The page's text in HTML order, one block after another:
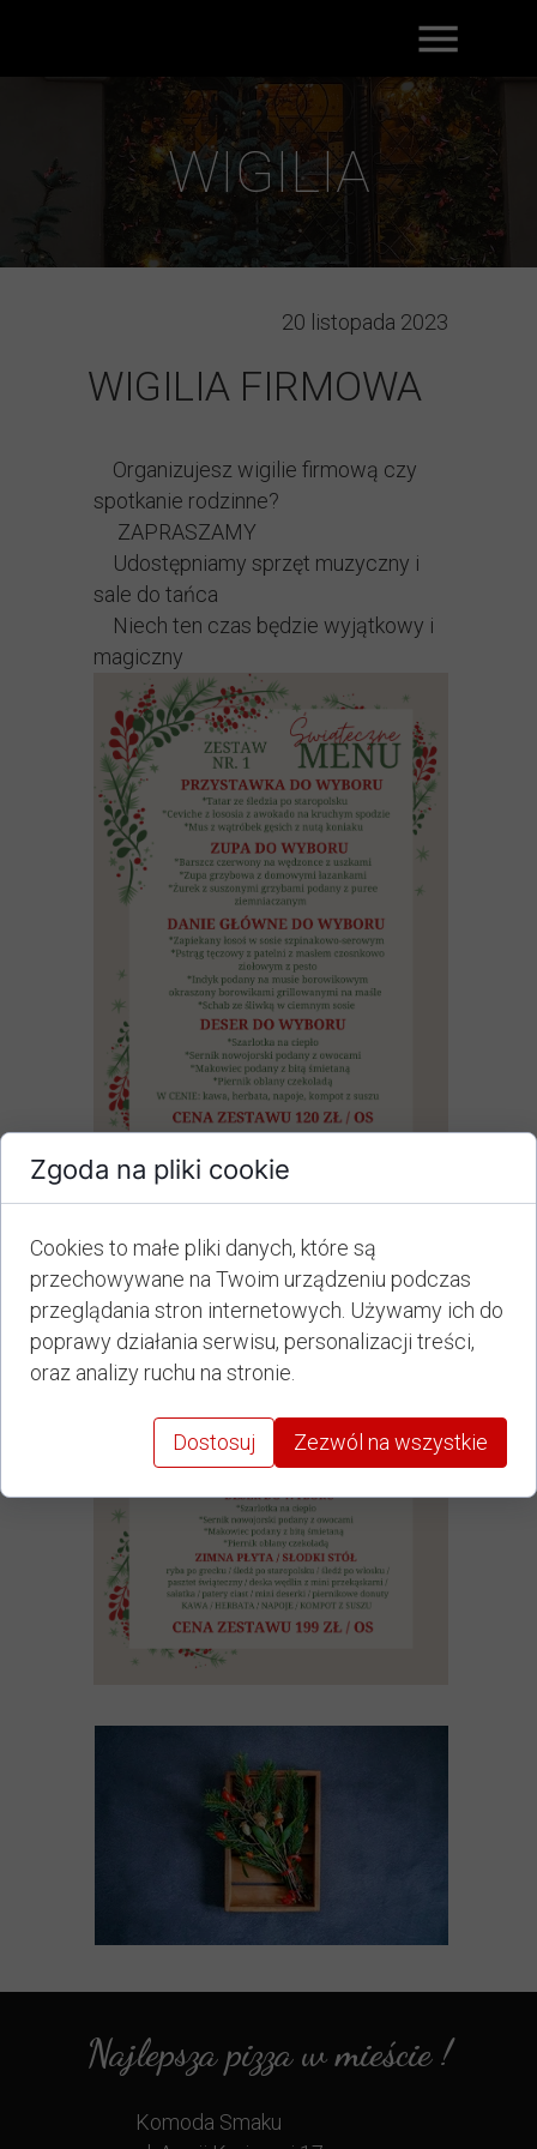
WIGILIA
WIGILIA FIRMOWA
Organizujesz wigilie firmową czy
spotkanie rodzinne?
ZAPRASZAMY
Udostępniamy sprzęt muzyczny i
sale do tańca
Niech ten czas będzie wyjątkowy i
magiczny
Komoda Smaku
Najlepsza pizza w mieście !
20 listopada 2023
Zgoda na pliki cookie
Cookies to małe pliki danych, które są
przechowywane na Twoim urządzeniu podczas
przeglądania stron internetowych. Używamy ich do
poprawy działania serwisu, personalizacji treści,
oraz analizy ruchu na stronie.
Dostosuj Zezwól na wszystkie